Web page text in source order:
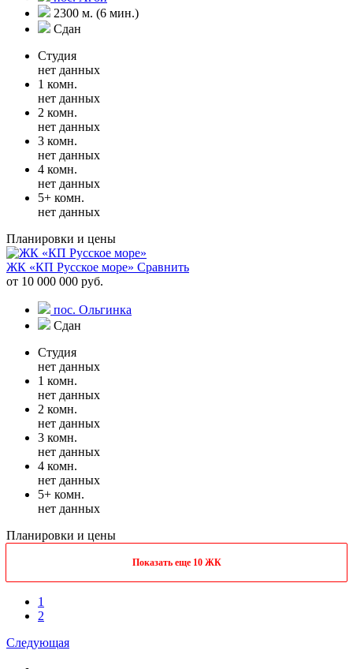
2300 м. (6 мин.)
Сдан
Студия
нет данных
1 комн.
нет данных
2 комн.
нет данных
3 комн.
нет данных
4 комн.
нет данных
5+ комн.
нет данных
Планировки и цены
ЖК «КП Русское море» Сравнить
от 10 000 000 руб.
пос. Ольгинка
Сдан
Студия
нет данных
1 комн.
нет данных
2 комн.
нет данных
3 комн.
нет данных
4 комн.
нет данных
5+ комн.
нет данных
Планировки и цены
Показать еще 10 ЖК
1
2
Следующая